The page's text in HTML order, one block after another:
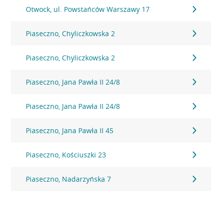
Otwock, ul. Powstańców Warszawy 17
Piaseczno, Chyliczkowska 2
Piaseczno, Chyliczkowska 2
Piaseczno, Jana Pawła II 24/8
Piaseczno, Jana Pawła II 24/8
Piaseczno, Jana Pawła II 45
Piaseczno, Kościuszki 23
Piaseczno, Nadarzyńska 7